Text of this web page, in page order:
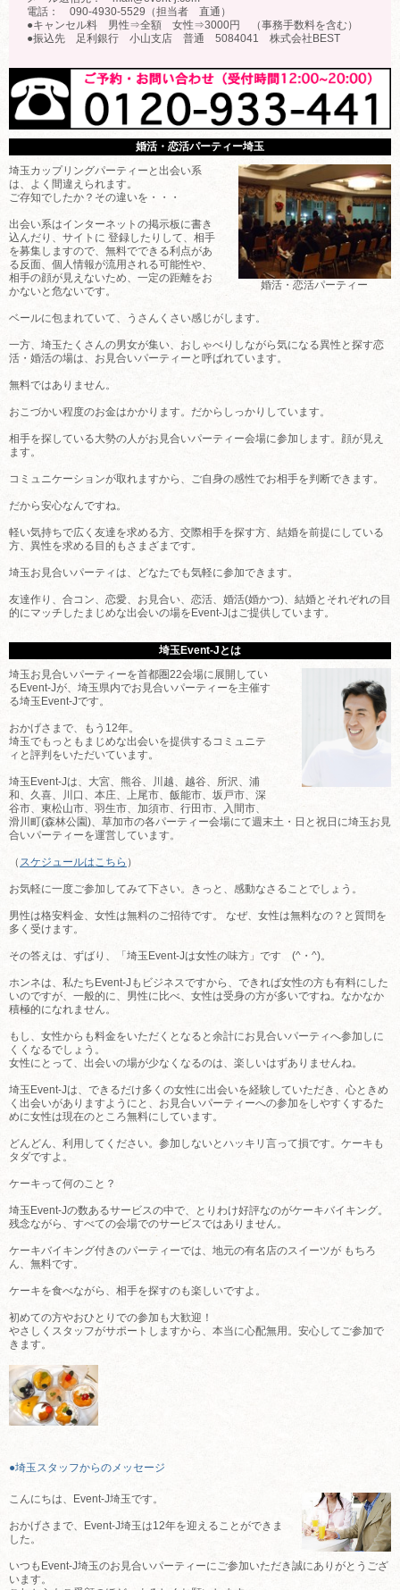
電話： 090-4930-5529（担当者 直通）
●キャンセル料 男性⇒全額 女性⇒3000円 （事務手数料を含む）
●振込先 足利銀行 小山支店 普通 5084041 株式会社BEST
婚活・恋活パーティー埼玉
婚活・恋活パーティー
埼玉カップリングパーティーと出会い系
は、よく間違えられます。
ご存知でしたか？その違いを・・・
出会い系はインターネットの掲示板に書き
込んだり、サイトに 登録したりして、相手
を募集しますので、無料でできる利点があ
る反面、個人情報が流用される可能性や、
相手の顔が見えないため、一定の距離をお
かないと危ないです。
ベールに包まれていて、うさんくさい感じがします。
一方、埼玉たくさんの男女が集い、おしゃべりしながら気になる異性と探す恋
活・婚活の場は、お見合いパーティーと呼ばれています。
無料ではありません。
おこづかい程度のお金はかかります。だからしっかりしています。
相手を探している大勢の人がお見合いパーティー会場に参加します。顔が見え
ます。
コミュニケーションが取れますから、ご自身の感性でお相手を判断できます。
だから安心なんですね。
軽い気持ちで広く友達を求める方、交際相手を探す方、結婚を前提にしている
方、異性を求める目的もさまざまです。
埼玉お見合いパーティは、どなたでも気軽に参加できます。
友達作り、合コン、恋愛、お見合い、恋活、婚活(婚かつ)、結婚とそれぞれの目
的にマッチしたまじめな出会いの場をEvent-Jはご提供しています。
埼玉Event-Jとは
埼玉お見合いパーティーを首都圏22会場に展開してい
るEvent-Jが、埼玉県内でお見合いパーティーを主催す
る埼玉Event-Jです。
おかげさまで、もう12年。
埼玉でもっともまじめな出会いを提供するコミュニテ
ィと評判をいただいています。
埼玉Event-Jは、大宮、熊谷、川越、越谷、所沢、浦
和、久喜、川口、本庄、上尾市、飯能市、坂戸市、深
谷市、東松山市、羽生市、加須市、行田市、入間市、
滑川町(森林公園)、草加市の各パーティー会場にて週末土・日と祝日に埼玉お見
合いパーティーを運営しています。
（ スケジュールはこちら ）
お気軽に一度ご参加してみて下さい。きっと、感動なさることでしょう。
男性は格安料金、女性は無料のご招待です。 なぜ、女性は無料なの？と質問を
多く受けます。
その答えは、ずばり、「埼玉Event-Jは女性の味方」です (^・^)。
ホンネは、私たちEvent-Jもビジネスですから、できれば女性の方も有料にした
いのですが、一般的に、男性に比べ、女性は受身の方が多いですね。なかなか
積極的になれません。
もし、女性からも料金をいただくとなると余計にお見合いパーティへ参加しに
くくなるでしょう。
女性にとって、出会いの場が少なくなるのは、楽しいはずありませんね。
埼玉Event-Jは、できるだけ多くの女性に出会いを経験していただき、心ときめ
く出会いがありますようにと、お見合いパーティーへの参加をしやすくするた
めに女性は現在のところ無料にしています。
どんどん、利用してください。参加しないとハッキリ言って損です。ケーキも
タダですよ。
ケーキって何のこと？
埼玉Event-Jの数あるサービスの中で、とりわけ好評なのがケーキバイキング。
残念ながら、すべての会場でのサービスではありません。
ケーキバイキング付きのパーティーでは、地元の有名店のスイーツが もちろ
ん、無料です。
ケーキを食べながら、相手を探すのも楽しいですよ。
初めての方やおひとりでの参加も大歓迎！
やさしくスタッフがサポートしますから、本当に心配無用。安心してご参加で
きます。
●埼玉スタッフからのメッセージ
こんにちは、Event-J埼玉です。
おかげさまで、Event-J埼玉は12年を迎えることができま
した。
いつもEvent-J埼玉のお見合いパーティーにご参加いただき誠にありがとうござ
います。